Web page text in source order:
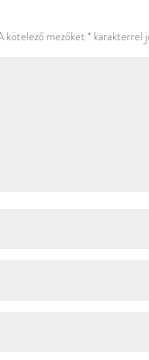
kötelező mezőket * karakterrel